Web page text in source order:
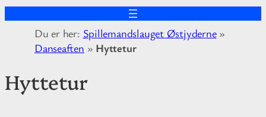
g
Du er her: Spillemandslauget Østjyderne»
Danseaften » Hyttetur
Hyttetur